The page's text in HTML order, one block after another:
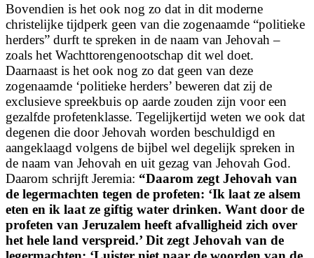
Bovendien is het ook nog zo dat in dit moderne
christelijke tijdperk geen van die zogenaamde “politieke
herders” durft te spreken in de naam van Jehovah –
zoals het Wachttorengenootschap dit wel doet.
Daarnaast is het ook nog zo dat geen van deze
zogenaamde ‘politieke herders’ beweren dat zij de
exclusieve spreekbuis op aarde zouden zijn voor een
gezalfde profetenklasse. Tegelijkertijd weten we ook dat
degenen die door Jehovah worden beschuldigd en
aangeklaagd volgens de bijbel wel degelijk spreken in
de naam van Jehovah en uit gezag van Jehovah God.
Daarom schrijft Jeremia: “Daarom zegt Jehovah van
de legermachten tegen de profeten: ‘Ik laat ze alsem
eten en ik laat ze giftig water drinken. Want door de
profeten van Jeruzalem heeft afvalligheid zich over
het hele land verspreid.’ Dit zegt Jehovah van de